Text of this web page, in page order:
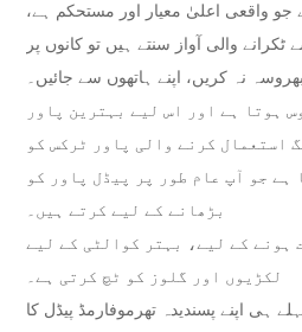
جو واقعی اعلیٰ معیار اور مستحکم ہے،
والی آواز سنتے ہیں تو کانوں پر
بھروسہ نہ کریں، اپنے ہاتھوں سے جائیں۔
ہوتا ہے اور اس لیے بہترین پاور
استعمال کرنے والی پاور ٹرکس کو
ہے جو آپ عام طور پر پیڈل پاور کو
بڑھانے کے لیے کرتے ہیں۔
ہونے کے لیے، بہتر کوالٹی کے لیے
لکڑیوں اور گلوز کو ٹچ کرتی ہے۔
ہی اپنے پسندیدہ تھرموفارمڈ پیڈل کا